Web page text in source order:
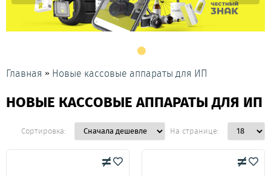
Главная » Новые кассовые аппараты для ИП
НОВЫЕ КАССОВЫЕ АППАРАТЫ ДЛЯ ИП
Сортировка: На странице: